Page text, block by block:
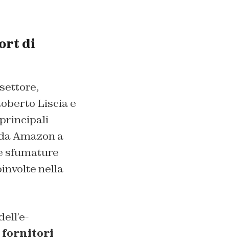
di
Liscia e
Amazon a
sfumature
nella
fornitori